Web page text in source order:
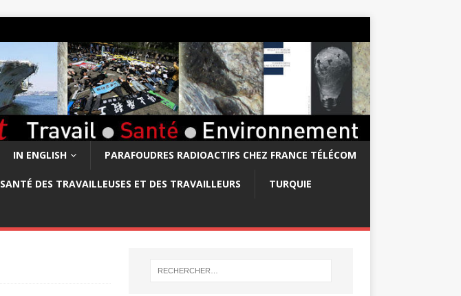
IN ENGLISH PARAFOUDRES RADIOACTIFS CHEZ FRANCE TÉLÉCOM
SANTÉ DES TRAVAILLEUSES ET DES TRAVAILLEURS TURQUIE